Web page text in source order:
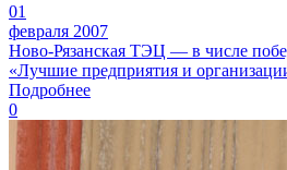
01
февраля 2007
Ново-Рязанская ТЭЦ — в числе
«Лучшие предприятия и
Подробнее
0